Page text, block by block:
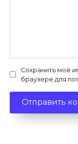
Сохранить моё
браузере для